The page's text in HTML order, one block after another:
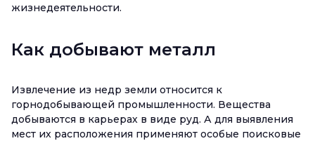
жизнедеятельности.
Как добывают металл
Извлечение из недр земли относится к
горнодобывающей промышленности. Вещества
добываются в карьерах в виде руд. А для выявления
мест их расположения применяют особые поисковые